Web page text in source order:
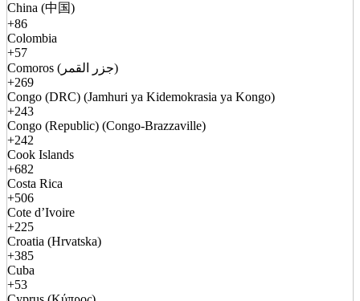
China (中国)
+86
Colombia
+57
Comoros (جزر القمر)
+269
Congo (DRC) (Jamhuri ya Kidemokrasia ya Kongo)
+243
Congo (Republic) (Congo-Brazzaville)
+242
Cook Islands
+682
Costa Rica
+506
Cote d’Ivoire
+225
Croatia (Hrvatska)
+385
Cuba
+53